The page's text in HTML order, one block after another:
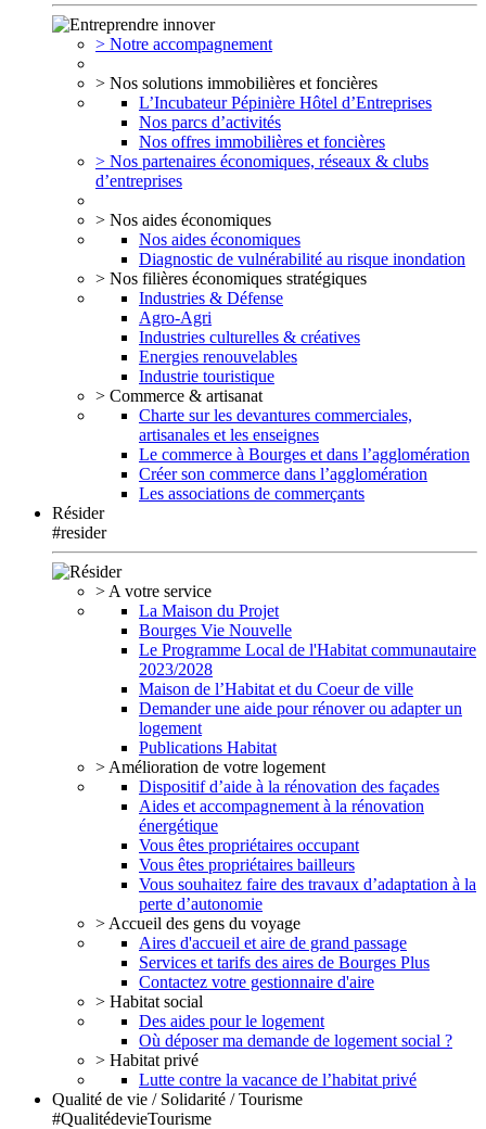
> Notre accompagnement
> Nos solutions immobilières et foncières
L’Incubateur Pépinière Hôtel d’Entreprises
Nos parcs d’activités
Nos offres immobilières et foncières
> Nos partenaires économiques, réseaux & clubs
d’entreprises
> Nos aides économiques
Nos aides économiques
Diagnostic de vulnérabilité au risque inondation
> Nos filières économiques stratégiques
Industries & Défense
Agro-Agri
Industries culturelles & créatives
Energies renouvelables
Industrie touristique
> Commerce & artisanat
Charte sur les devantures commerciales,
artisanales et les enseignes
Le commerce à Bourges et dans l’agglomération
Créer son commerce dans l’agglomération
Les associations de commerçants
Résider
#resider
> A votre service
La Maison du Projet
Bourges Vie Nouvelle
Le Programme Local de l'Habitat communautaire
2023/2028
Maison de l’Habitat et du Coeur de ville
Demander une aide pour rénover ou adapter un
logement
Publications Habitat
> Amélioration de votre logement
Dispositif d’aide à la rénovation des façades
Aides et accompagnement à la rénovation
énergétique
Vous êtes propriétaires occupant
Vous êtes propriétaires bailleurs
Vous souhaitez faire des travaux d’adaptation à la
perte d’autonomie
> Accueil des gens du voyage
Aires d'accueil et aire de grand passage
Services et tarifs des aires de Bourges Plus
Contactez votre gestionnaire d'aire
> Habitat social
Des aides pour le logement
Où déposer ma demande de logement social ?
> Habitat privé
Lutte contre la vacance de l’habitat privé
Qualité de vie / Solidarité / Tourisme
#QualitédevieTourisme